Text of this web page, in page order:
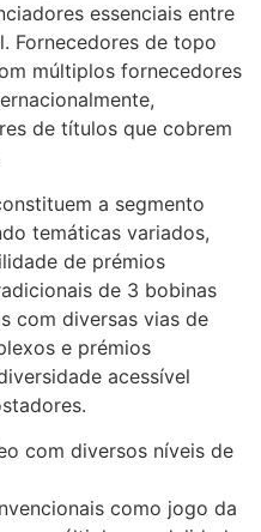
essenciais entre
Fornecedores de topo
múltiplos fornecedores
de títulos que cobrem
a segmento
temáticas variados,
de prémios
de 3 bobinas
com diversas vias de
e prémios
acessível
com diversos níveis de
como jogo da